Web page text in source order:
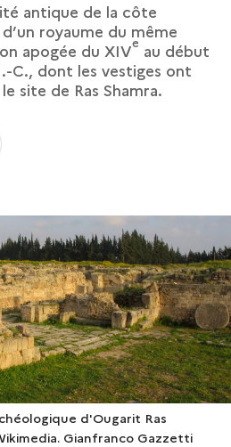
antique de la côte
royaume du même
apogée du XIVe au début
C., dont les vestiges ont
site de Ras Shamra.
d'Ougarit Ras
Gianfranco Gazzetti